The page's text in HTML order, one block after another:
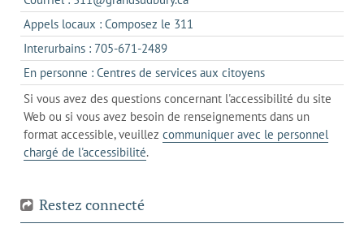
un
nouvel
dans
votre
de
messagerie
Appels locaux : Composez le 311
dans
un
client
de
votre
téléphone
Interurbains : 705-671-2489s'ouvre
dans
un
client
de
votre
En personne : Centres de services aux citoyenss'ouvre
dans
l'onglet
actuel
Si vous avez des questions concernant l'accessibilité du site
Web ou si vous avez besoin de renseignements dans un
format accessible, veuillez communiquer avec le personnel
chargé de l'accessibilité.
Restez connecté